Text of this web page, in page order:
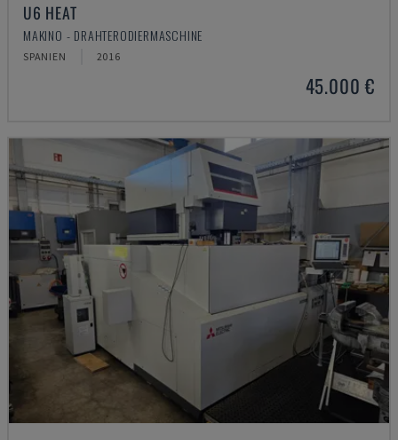
U6 HEAT
MAKINO - DRAHTERODIERMASCHINE
SPANIEN 2016
45.000 €